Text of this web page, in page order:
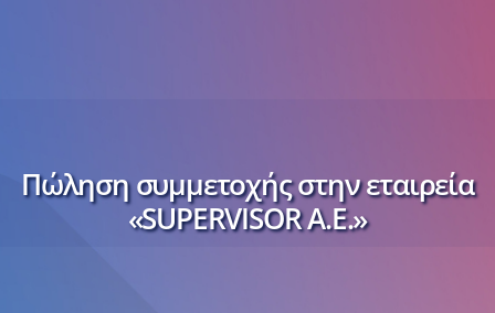
Πώληση συμμετοχής στην εταιρεία
«SUPERVISOR A.E.»